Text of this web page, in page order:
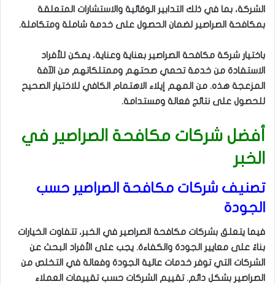
الشركة، بما في ذلك التدابير الوقائية والاستشارات المتعلقة
بمكافحة الصراصير لضمان الحصول على خدمة شاملة ومتكاملة.
باختيار شركة مكافحة الصراصير بعناية وعناية، يمكن للأفراد
الاستفادة من خدمة تحمي صحتهم وممتلكاتهم من الآفة
المزعجة هذه. من المهم إيلاء الاهتمام الكافي للاختيار الصحيح
للحصول على نتائج فعالة ومستدامة.
أفضل شركات مكافحة الصراصير في
الخبر
تصنيف شركات مكافحة الصراصير حسب
الجودة
فيما يتعلق بشركات مكافحة الصراصير في الخبر، تتفاوت الخيارات
بناءً على معايير الجودة والكفاءة. يجب على الأفراد البحث عن
الشركات التي توفر خدمات عالية الجودة وفعالة في التخلص من
الصراصير بشكل دائم. تقييم الشركات حسب تقييمات العملاء